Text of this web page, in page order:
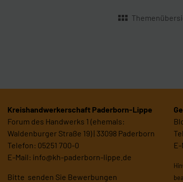
Kreishandwerkerschaft Paderborn-Lippe
Forum des Handwerks 1 (ehemals:
Waldenburger Straße 19) | 33098 Paderborn
Telefon: 05251 700-0
E-Mail: info@kh-paderborn-lippe.de
Bitte senden Sie Bewerbungen
E-